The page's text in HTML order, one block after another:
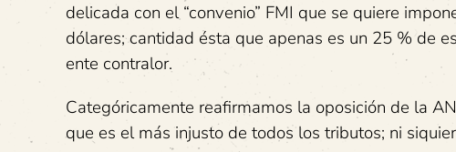
delicada con el “convenio” FMI que se quiere
dólares; cantidad ésta que apenas es un 25 % de
ente contralor.
Categóricamente reafirmamos la oposición de la
que es el más injusto de todos los tributos; ni